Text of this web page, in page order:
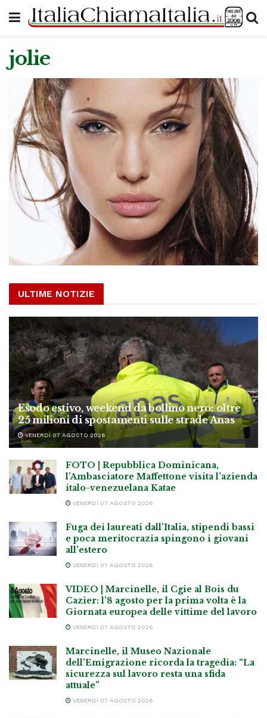
jolie
ULTIME NOTIZIE
Esodo estivo, weekend da bollino nero: oltre
25 milioni di spostamenti sulle strade Anas
VENERDÌ 07 AGOSTO 2026
FOTO | Repubblica Dominicana,
l’Ambasciatore Maffettone visita l’azienda
italo-venezuelana Katae
VENERDÌ 07 AGOSTO 2026
Fuga dei laureati dall’Italia, stipendi bassi
e poca meritocrazia spingono i giovani
all’estero
VENERDÌ 07 AGOSTO 2026
VIDEO | Marcinelle, il Cgie al Bois du
Cazier: l’8 agosto per la prima volta è la
Giornata europea delle vittime del lavoro
VENERDÌ 07 AGOSTO 2026
Marcinelle, il Museo Nazionale
dell’Emigrazione ricorda la tragedia: “La
sicurezza sul lavoro resta una sfida
attuale”
VENERDÌ 07 AGOSTO 2026